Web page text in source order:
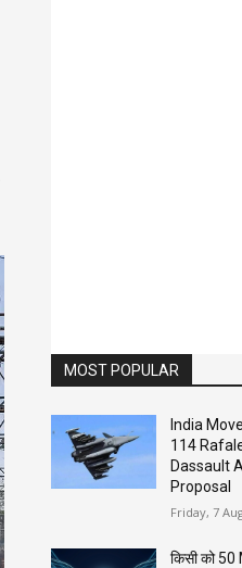
MOST POPULAR
India
114
Dassault
Proposal
Friday, 7
किसी को 50